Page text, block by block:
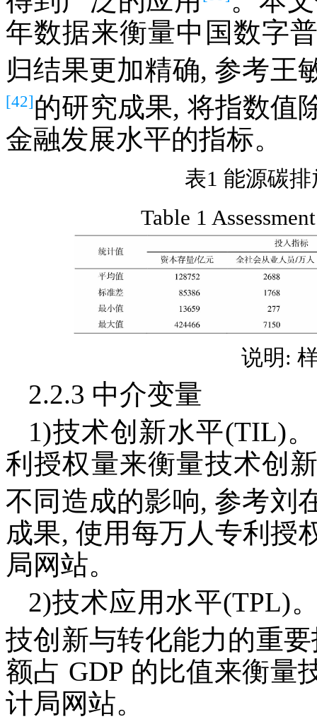
年数据来衡量中国数字
归结果更加精确, 参考王
[42]的研究成果, 将指数值
金融发展水平的指标。
表1 能源碳
Table 1
说明:
2.2.3 中介变量
1)技术创新水平(TIL)
利授权量来衡量技术创
不同造成的影响, 参考刘
成果, 使用每万人专利授
局网站。
2)技术应用水平(TPL)
技创新与转化能力的重
额占 GDP 的比值来衡量
计局网站。